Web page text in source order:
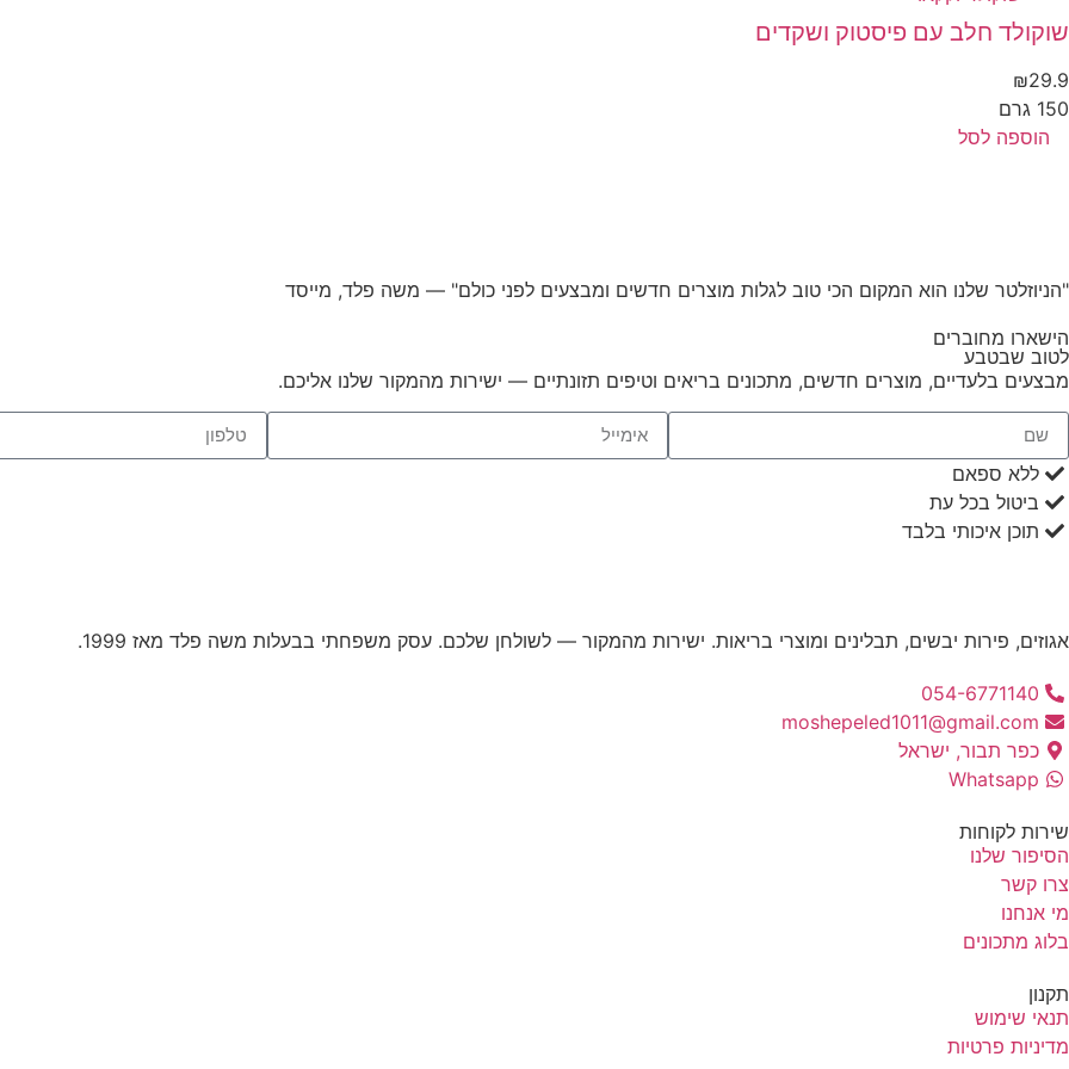
שוקולד חלב עם פיסטוק ושקדים
₪29.9
150 גרם
הוספה לסל
"הניוזלטר שלנו הוא המקום הכי טוב לגלות מוצרים חדשים ומבצעים לפני כולם" — משה פלד, מייסד
הישארו מחוברים
לטוב שבטבע
מבצעים בלעדיים, מוצרים חדשים, מתכונים בריאים וטיפים תזונתיים — ישירות מהמקור שלנו אליכם.
ללא ספאם
ביטול בכל עת
תוכן איכותי בלבד
אגוזים, פירות יבשים, תבלינים ומוצרי בריאות. ישירות מהמקור — לשולחן שלכם. עסק משפחתי בבעלות משה פלד מאז 1999.
054-6771140
moshepeled1011@gmail.com
כפר תבור, ישראל
Whatsapp
שירות לקוחות
הסיפור שלנו
צרו קשר
מי אנחנו
בלוג מתכונים
תקנון
תנאי שימוש
מדיניות פרטיות